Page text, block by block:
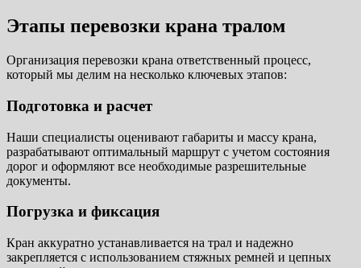
Этапы перевозки крана тралом
Организация перевозки крана ответственный процесс,
который мы делим на несколько ключевых этапов:
Подготовка и расчет
Наши специалисты оценивают габариты и массу крана,
разрабатывают оптимальный маршрут с учетом состояния
дорог и оформляют все необходимые разрешительные
документы.
Погрузка и фиксация
Кран аккуратно устанавливается на трал и надежно
закрепляется с использованием стяжных ремней и цепных